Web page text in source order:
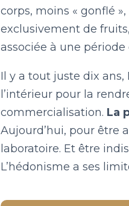
corps, moins « gonflé
exclusivement de
associée à une
Il y a tout juste dix
l’intérieur pour la
commercialisation. La
Aujourd’hui, pour être
laboratoire. Et être
L’hédonisme a ses